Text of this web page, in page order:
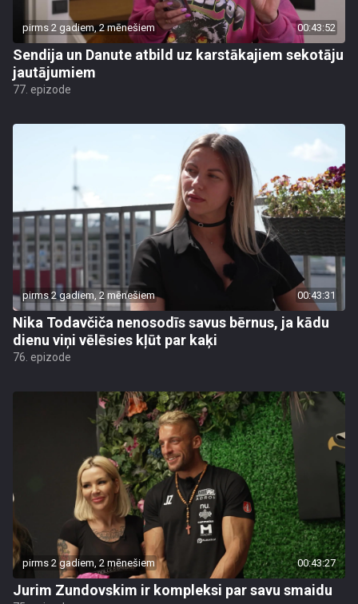
pirms 2 gadiem, 2 mēnešiem 00:43:52
Sendija un Danute atbild uz karstākajiem sekotāju
jautājumiem
77. epizode
pirms 2 gadiem, 2 mēnešiem 00:43:31
Nika Todavčiča nenosodīs savus bērnus, ja kādu
dienu viņi vēlēsies kļūt par kaķi
76. epizode
pirms 2 gadiem, 2 mēnešiem 00:43:27
Jurim Zundovskim ir kompleksi par savu smaidu